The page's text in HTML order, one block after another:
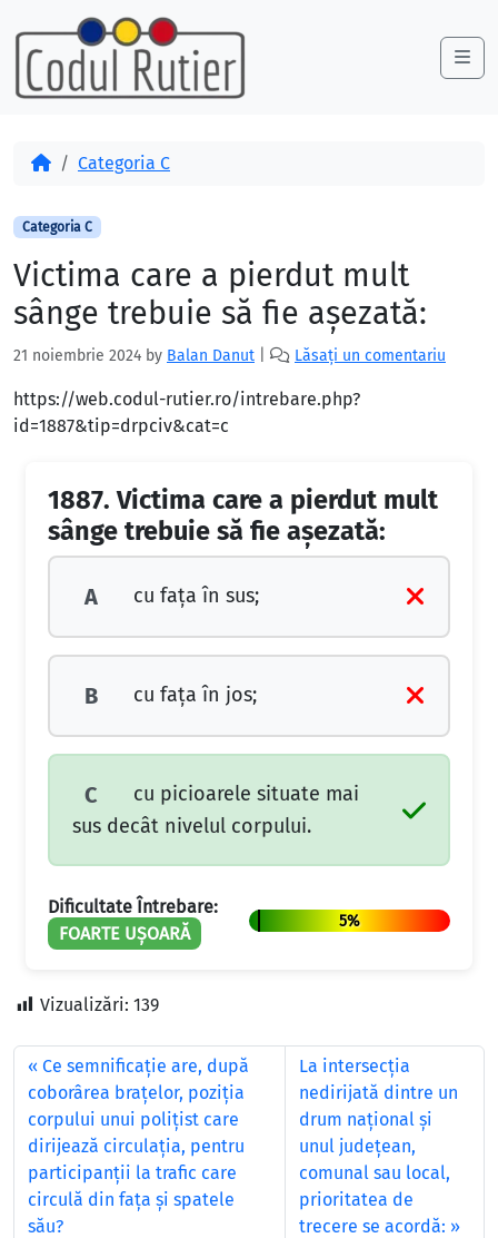
Skip to content
Skip to footer
AcasăCategoria C
Categoria C
Victima care a pierdut mult
sânge trebuie să fie aşezată:
21 noiembrie 2024 by Balan Danut Lăsați un comentariu
https://web.codul-rutier.ro/intrebare.php?
id=1887&tip=drpciv&cat=c
1887. Victima care a pierdut mult
sânge trebuie să fie aşezată:
A cu faţa în sus;
B cu faţa în jos;
C
cu picioarele situate mai
sus decât nivelul corpului.
Dificultate Întrebare:
FOARTE UȘOARĂ
5%
Vizualizări: 139
Ce semnificaţie are, după
coborârea braţelor, poziţia
corpului unui poliţist care
dirijează circulaţia, pentru
participanţii la trafic care
circulă din faţa şi spatele
său?
La intersecţia
nedirijată dintre un
drum naţional şi
unul judeţean,
comunal sau local,
prioritatea de
trecere se acordă: